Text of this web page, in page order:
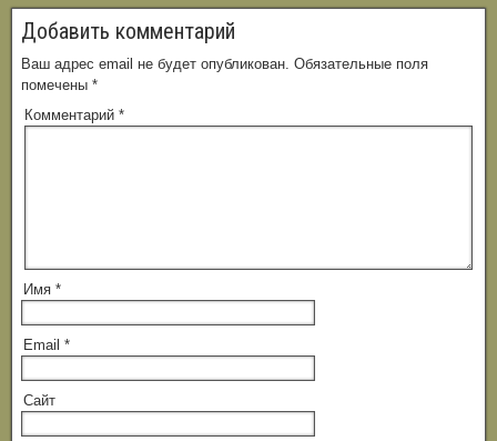
Добавить комментарий
Ваш адрес email не будет опубликован. Обязательные поля
помечены *
Комментарий *
Имя *
Email *
Сайт